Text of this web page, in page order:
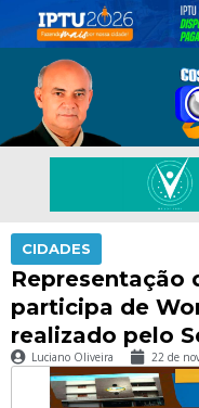
CIDADES
Representação
participa de
realizado pelo
Luciano Oliveira 22 de